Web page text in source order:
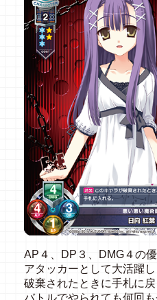
AP４、DP３、DMG４の
アタッカーとして大活躍し
破棄されたときに手札に戻
バトルでやられても何回も